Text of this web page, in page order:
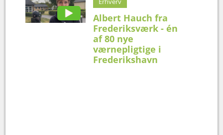
Albert Hauch fra
Frederiksværk - én
af 80 nye
værnepligtige i
Frederikshavn